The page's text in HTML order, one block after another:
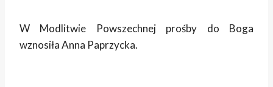
W Modlitwie Powszechnej prośby do Boga
wznosiła Anna Paprzycka.